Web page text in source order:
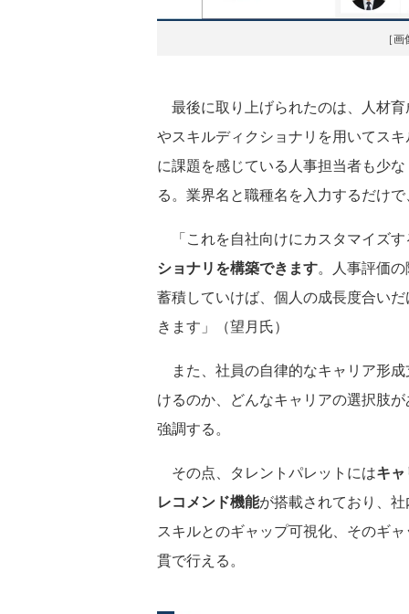
［
最後に取り上げられたのは、人材
やスキルディクショナリを用いてス
に課題を感じている人事担当者も少
る。業界名と職種名を入力するだけ
「これを自社向けにカスタマイズ
ショナリを構築できます。人事評価
蓄積していけば、個人の成長度合い
きます」（望月氏）
また、社員の自律的なキャリア形
けるのか、どんなキャリアの選択肢
強調する。
その点、タレントパレットにはキ
レコメンド機能が搭載されており、
スキルとのギャップ可視化、そのギ
貫で行える。